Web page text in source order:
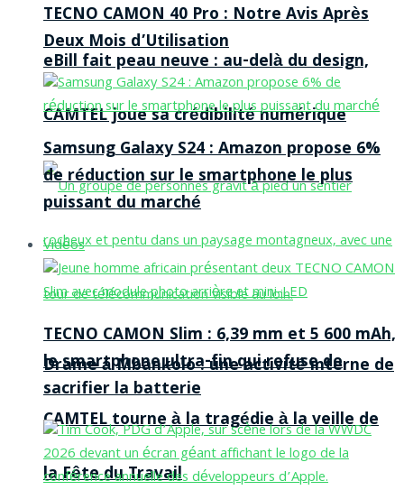
eBill fait peau neuve : au-delà du design,
CAMTEL joue sa crédibilité numérique
Drame à Mbankolo : une activité interne de
CAMTEL tourne à la tragédie à la veille de
la Fête du Travail
TECNO CAMON 40 Pro : Notre Avis Après
Deux Mois d’Utilisation
Samsung Galaxy S24 : Amazon propose 6%
de réduction sur le smartphone le plus
puissant du marché
Vidéos
TECNO CAMON Slim : 6,39 mm et 5 600 mAh,
le smartphone ultra-fin qui refuse de
sacrifier la batterie